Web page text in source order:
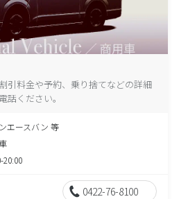
引料金や予約、乗り捨てなどの詳細
話ください。
エースバン 等
20:00
0422-76-8100